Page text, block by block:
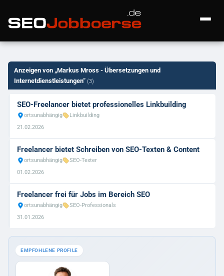
Kategorien
SEO-Professionals
SEO-Texter
Konzeptioner
Social-Media-Jobs
SEM
Linkbuilding
FAQ
Über uns
Impressum
Anzeigen von „Markus Mross - Übersetzungen und
Internetdienstleistungen“ (3)
SEO-Freelancer bietet professionelles Linkbuilding
ortsunabhängig
Linkbuilding
21.02.2026
Freelancer bietet Schreiben von SEO-Texten & Content
ortsunabhängig
SEO-Texter
01.02.2026
Freelancer frei für Jobs im Bereich SEO
ortsunabhängig
SEO-Professionals
31.01.2026
EMPFOHLENE PROFILE